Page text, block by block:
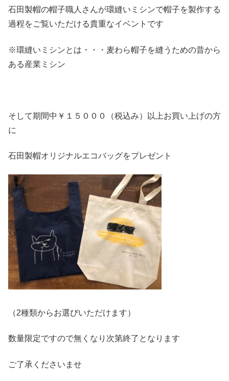
石田製帽の帽子職人さんが環縫いミシンで帽子を製作する
過程をご覧いただける貴重なイベントです
※環縫いミシンとは・・・麦わら帽子を縫うための昔から
ある産業ミシン
そして期間中￥１５０００（税込み）以上お買い上げの方
に
石田製帽オリジナルエコバッグをプレゼント
（2種類からお選びいただけます）
数量限定ですので無くなり次第終了となります
ご了承くださいませ